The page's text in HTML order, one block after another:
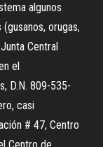
algunos
orugas,
Central
el
D.N. 809-535-
casi
# 47, Centro